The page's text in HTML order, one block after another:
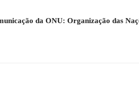
da ONU: Organização das